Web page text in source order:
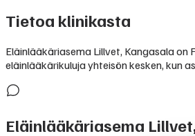
Tietoa klinikasta
Eläinlääkäriasema Lillvet, Kangasala on
eläinlääkärikuluja yhteisön kesken, kun
Eläinlääkäriasema